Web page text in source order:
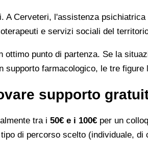
Cerveteri, l'assistenza psichiatrica
e servizi sociali del
punto di partenza. Se la
farmacologico, le tre figure
supporto
tra i 50€ e i 100€ per un
di percorso scelto (individuale, di